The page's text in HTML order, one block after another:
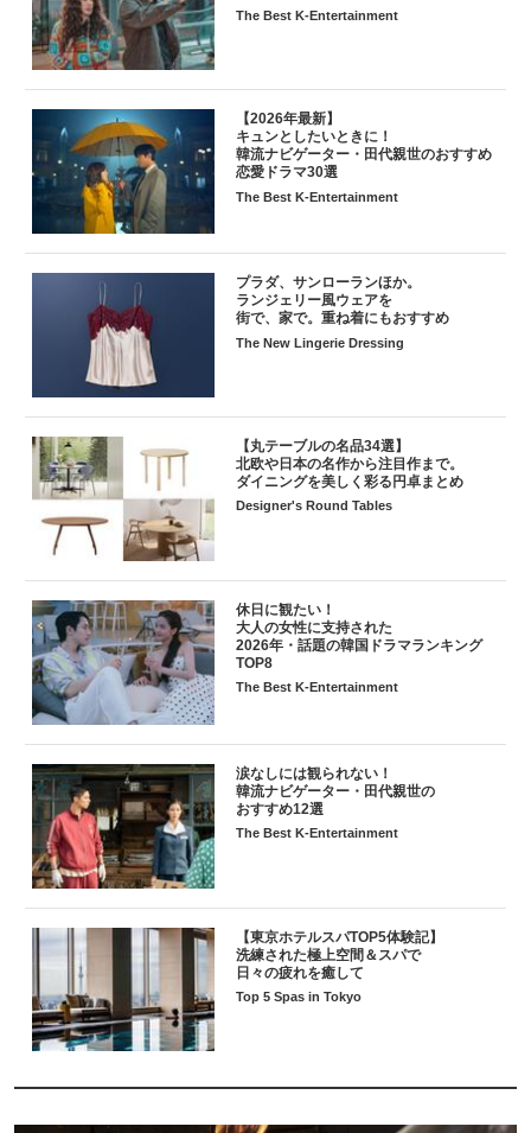
The Best K-Entertainment
【2026年最新】
キュンとしたいときに！
韓流ナビゲーター・田代親世のおすすめ
恋愛ドラマ30選
The Best K-Entertainment
プラダ、サンローランほか。
ランジェリー風ウェアを
街で、家で。重ね着にもおすすめ
The New Lingerie Dressing
【丸テーブルの名品34選】
北欧や日本の名作から注目作まで。
ダイニングを美しく彩る円卓まとめ
Designer's Round Tables
休日に観たい！
大人の女性に支持された
2026年・話題の韓国ドラマランキング
TOP8
The Best K-Entertainment
涙なしには観られない！
韓流ナビゲーター・田代親世の
おすすめ12選
The Best K-Entertainment
【東京ホテルスパTOP5体験記】
洗練された極上空間＆スパで
日々の疲れを癒して
Top 5 Spas in Tokyo